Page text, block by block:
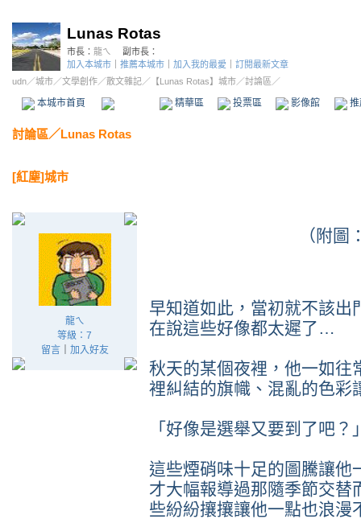
Lunas Rotas
市長： 龍ㄟ
副市長：
加入本城市
推薦本城市 加入我的最愛
訂閱最新文章
udn／城市／文學創作／散文雜記／ 【Lunas Rotas】城市／討論區／
本城市首頁 精華區 投票區 影像館
討論區／Lunas Rotas
[紅塵]城市
龍ㄟ
等級：7
留言｜ 加入好友
（附圖
早知道如此，當初就不該出
在說這些好像都太遲了…
秋天的某個夜裡，他一如往
裡糾結的旗幟、混亂的色彩
「好像是選舉又要到了吧？
這些煙硝味十足的圖騰讓他
才大幅報導過那隨季節交替
些紛紛攘攘讓他一點也浪漫